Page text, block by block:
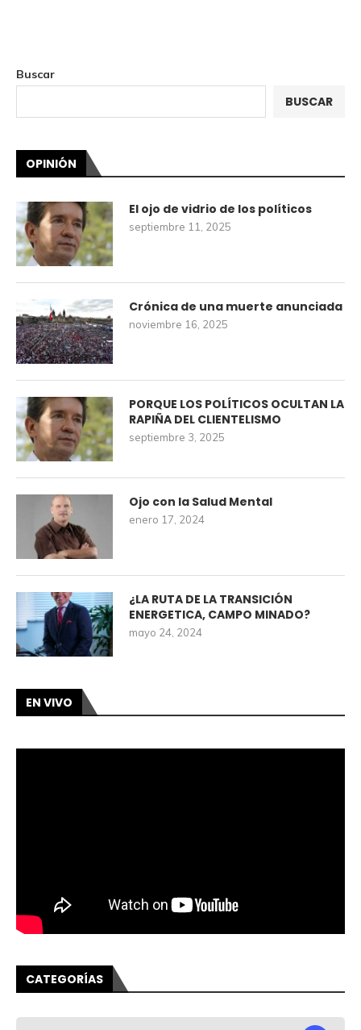
Buscar
BUSCAR
OPINIÓN
El ojo de vidrio de los políticos
septiembre 11, 2025
Crónica de una muerte anunciada
noviembre 16, 2025
PORQUE LOS POLÍTICOS OCULTAN LA
RAPIÑA DEL CLIENTELISMO
septiembre 3, 2025
Ojo con la Salud Mental
enero 17, 2024
¿LA RUTA DE LA TRANSICIÓN
ENERGETICA, CAMPO MINADO?
mayo 24, 2024
EN VIVO
CATEGORÍAS